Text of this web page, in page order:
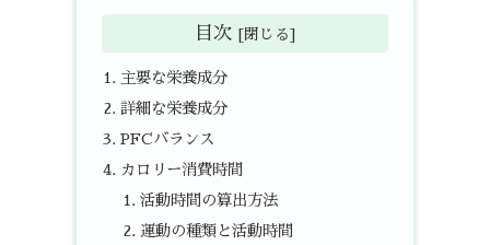
目次
主要な栄養成分
詳細な栄養成分
PFCバランス
カロリー消費時間
活動時間の算出方法
運動の種類と活動時間